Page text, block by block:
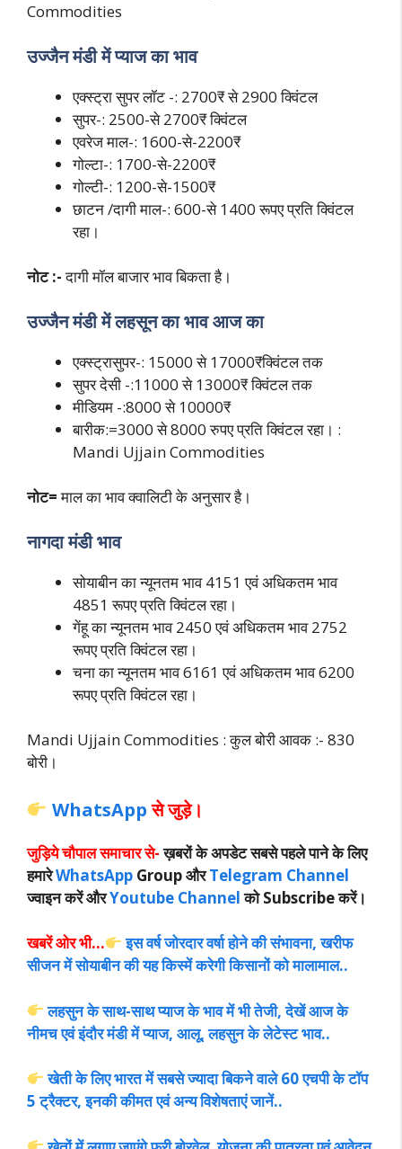
Commodities
उज्जैन मंडी में प्याज का भाव
एक्स्ट्रा सुपर लॉट -: 2700₹ से 2900 क्विंटल
सुपर-: 2500-से 2700₹ क्विंटल
एवरेज माल-: 1600-से-2200₹
गोल्टा-: 1700-से-2200₹
गोल्टी-: 1200-से-1500₹
छाटन /दागी माल-: 600-से 1400 रूपए प्रति क्विंटल
रहा।
नोट :-दागी मॉल बाजार भाव बिकता है।
उज्जैन मंडी में लहसून का भाव आज का
एक्स्ट्रासुपर-: 15000 से 17000₹क्विंटल तक
सुपर देसी -:11000 से 13000₹ क्विंटल तक
मीडियम -:8000 से 10000₹
बारीक:=3000 से 8000 रुपए प्रति क्विंटल रहा। :
Mandi Ujjain Commodities
नोट=माल का भाव क्वालिटी के अनुसार है।
नागदा मंडी भाव
सोयाबीन का न्यूनतम भाव 4151 एवं अधिकतम भाव
4851 रूपए प्रति क्विंटल रहा।
गेंहू का न्यूनतम भाव 2450 एवं अधिकतम भाव 2752
रूपए प्रति क्विंटल रहा।
चना का न्यूनतम भाव 6161 एवं अधिकतम भाव 6200
रूपए प्रति क्विंटल रहा।
Mandi Ujjain Commodities : कुल बोरी आवक :- 830
बोरी।
WhatsApp से जुड़े।
जुड़िये चौपाल समाचार से- ख़बरों के अपडेट सबसे पहले पाने के लिए
हमारेWhatsApp Group औरTelegram Channel
ज्वाइन करें औरYoutube Channelको Subscribe करें।
खबरें ओर भी…
इस वर्ष जोरदार वर्षा होने की संभावना, खरीफ
सीजन में सोयाबीन की यह किस्में करेगी किसानों को मालामाल..
लहसुन के साथ-साथ प्याज के भाव में भी तेजी, देखें आज के
नीमच एवं इंदौर मंडी में प्याज, आलू, लहसुन के लेटेस्ट भाव..
खेती के लिए भारत में सबसे ज्यादा बिकने वाले 60 एचपी के टॉप
5 ट्रैक्टर, इनकी कीमत एवं अन्य विशेषताएं जानें..